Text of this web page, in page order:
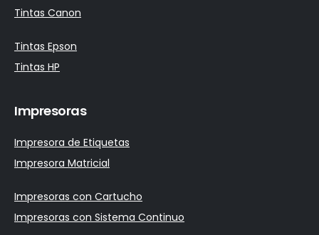
Tintas Canon
Tintas Epson
Tintas HP
Impresoras
Impresora de Etiquetas
Impresora Matricial
Impresoras con Cartucho
Impresoras con Sistema Continuo